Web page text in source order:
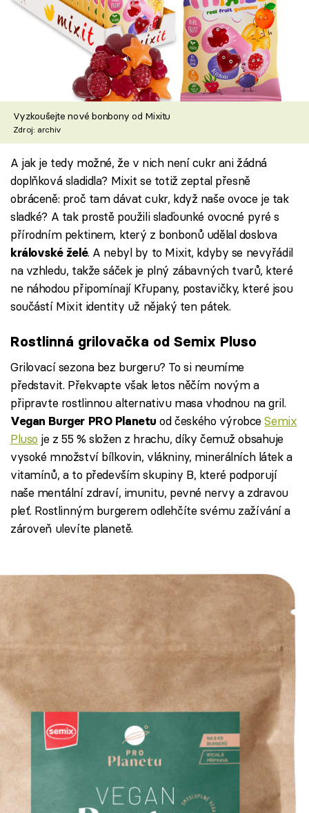
Vyzkoušejte nové bonbony od Mixitu
Zdroj: archiv
A jak je tedy možné, že v nich není cukr ani žádná
doplňková sladidla? Mixit se totiž zeptal přesně
obráceně: proč tam dávat cukr, když naše ovoce je tak
sladké? A tak prostě použili slaďounké ovocné pyré s
přírodním pektinem, který z bonbonů udělal doslova
královské želé. A nebyl by to Mixit, kdyby se nevyřádil
na vzhledu, takže sáček je plný zábavných tvarů, které
ne náhodou připomínají Křupany, postavičky, které jsou
součástí Mixit identity už nějaký ten pátek.
Rostlinná grilovačka od Semix Pluso
Grilovací sezona bez burgeru? To si neumíme
představit. Překvapte však letos něčím novým a
připravte rostlinnou alternativu masa vhodnou na gril.
Vegan Burger PRO Planetu od českého výrobceSemix
Pluso je z 55 % složen z hrachu, díky čemuž obsahuje
vysoké množství bílkovin, vlákniny, minerálních látek a
vitamínů, a to především skupiny B, které podporují
naše mentální zdraví, imunitu, pevné nervy a zdravou
pleť. Rostlinným burgerem odlehčíte svému zažívání a
zároveň ulevíte planetě.